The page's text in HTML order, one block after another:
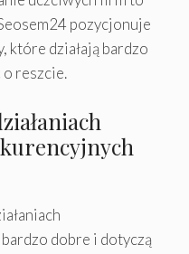
pozycjonuje
które działają bardzo
reszcie.
dobre i dotyczą